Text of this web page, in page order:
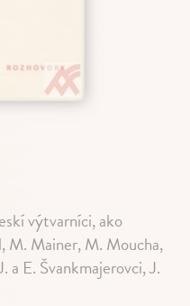
výtvarníci, ako
M. Mainer, M. Moucha,
a E. Švankmajerovci, J.